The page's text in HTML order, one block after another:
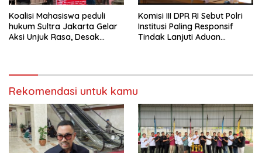
Koalisi Mahasiswa peduli
hukum Sultra Jakarta Gelar
Aksi Unjuk Rasa, Desak
Komisi III DPR RI Sebut Polri
Institusi Paling Responsif
Tindak Lanjuti Aduan
Rekomendasi untuk kamu